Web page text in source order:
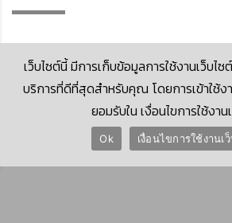
© 2026 Krungthai Computer Services
เว็บไซต์นี้ มีการเก็บข้อมูลการใช้งานเว็บไ
บริการที่ดีที่สุดสำหรับคุณ โดยการเข้าใช้ง
ยอมรับใน เงื่อนไขการใช้งาน
Ok เงื่อนไขการใช้งานเ